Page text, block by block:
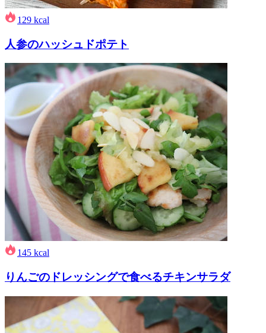
129 kcal
人参のハッシュドポテト
145 kcal
りんごのドレッシングで食べるチキンサラダ